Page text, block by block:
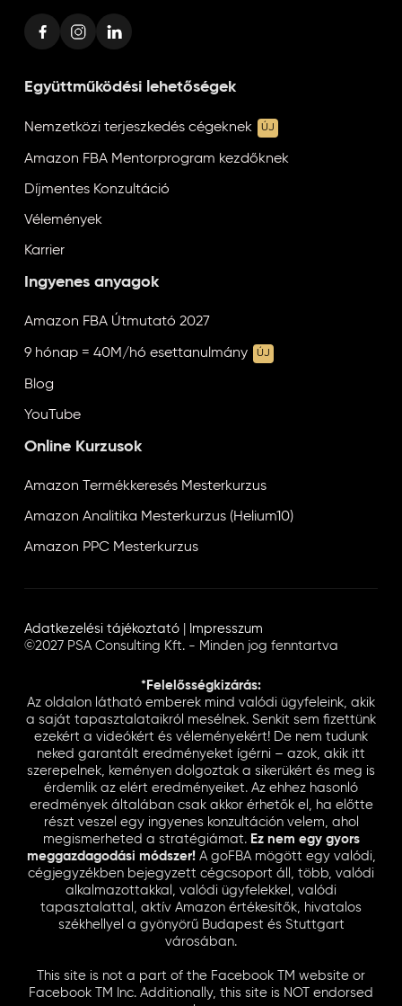
Együttműködési lehetőségek
Nemzetközi terjeszkedés cégeknek ÚJ
Amazon FBA Mentorprogram kezdőknek
Díjmentes Konzultáció
Vélemények
Karrier
Ingyenes anyagok
Amazon FBA Útmutató 2027
9 hónap = 40M/hó esettanulmány ÚJ
Blog
YouTube
Online Kurzusok
Amazon Termékkeresés Mesterkurzus
Amazon Analitika Mesterkurzus (Helium10)
Amazon PPC Mesterkurzus
Adatkezelési tájékoztató
Impresszum
©2027 PSA Consulting Kft. - Minden jog fenntartva
*Felelősségkizárás:
Az oldalon látható emberek mind valódi ügyfeleink, akik
a saját tapasztalataikról mesélnek. Senkit sem fizettünk
ezekért a videókért és véleményekért! De nem tudunk
neked garantált eredményeket ígérni – azok, akik itt
szerepelnek, keményen dolgoztak a sikerükért és meg is
érdemlik az elért eredményeiket. Az ehhez hasonló
eredmények általában csak akkor érhetők el, ha előtte
részt veszel egy ingyenes konzultáción velem, ahol
megismerheted a stratégiámat. Ez nem egy gyors
meggazdagodási módszer!A goFBA mögött egy valódi,
cégjegyzékben bejegyzett cégcsoport áll, több, valódi
alkalmazottakkal, valódi ügyfelekkel, valódi
tapasztalattal, aktív Amazon értékesítők, hivatalos
székhellyel a gyönyörű Budapest és Stuttgart
városában.
This site is not a part of the Facebook TM website or
Facebook TM Inc. Additionally, this site is NOT endorsed